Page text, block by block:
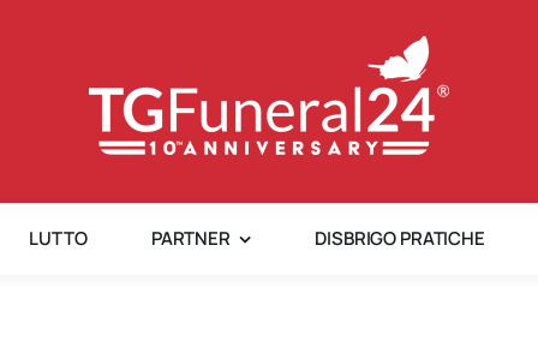
LUTTO PARTNER DISBRIGO PRATICHE